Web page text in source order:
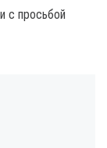
с просьбой